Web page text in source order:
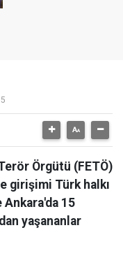
Örgütü (FETÖ)
girişimi Türk halkı
15
yaşananlar